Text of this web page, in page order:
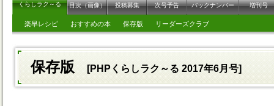
くらしラク～る 目次（画像） 投稿募集 次号予告 バックナンバー 増刊号
楽早レシピ おすすめの本 保存版 リーダーズクラブ
保存版 [PHPくらしラク～る 2017年6月号]